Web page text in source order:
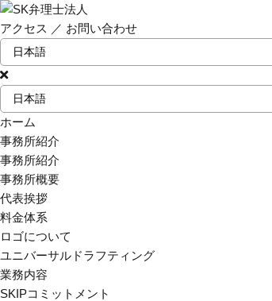
アクセス ／ お問い合わせ
ホーム
事務所紹介
事務所紹介
事務所概要
代表挨拶
料金体系
ロゴについて
ユニバーサルドラフティング
業務内容
SKIPコミットメント